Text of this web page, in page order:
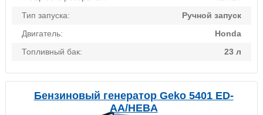
Тип запуска:
Ручной запуск
Двигатель:
Honda
Топливный бак:
23 л
Бензиновый генератор Geko 5401 ED-
AА/HЕBA